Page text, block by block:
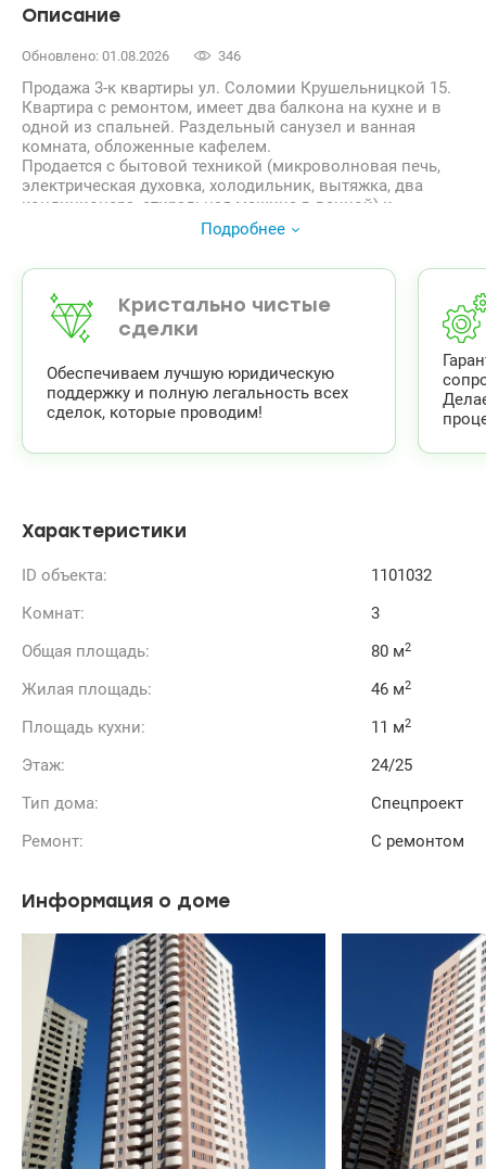
Описание
Обновлено: 01.08.2026 346
Продажа 3-к квартиры ул. Соломии Крушельницкой 15.
Квартира с ремонтом, имеет два балкона на кухне и в
одной из спальней. Раздельный санузел и ванная
комната, обложенные кафелем.
Продается с бытовой техникой (микроволновая печь,
электрическая духовка, холодильник, вытяжка, два
кондиционера, стиральная машина в ванной) и
044 200 10 80
valion.ua/1101032
Подробнее
Кристально чистые
сделки
Обеспечиваем лучшую юридическую
поддержку и полную легальность всех
сделок, которые проводим!
Характеристики
ID объекта:
1101032
Комнат:
3
Общая площадь:
80 м2
Жилая площадь: 46 м2
Площадь кухни: 11 м2
Этаж:
24/25
Тип дома:
Спецпроект
Ремонт:
С ремонтом
Информация о доме